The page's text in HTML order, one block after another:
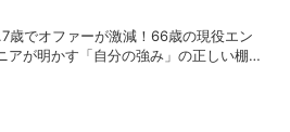
歳でオファーが激減！66歳の現役エン
アが明かす「自分の強み」の正しい棚卸